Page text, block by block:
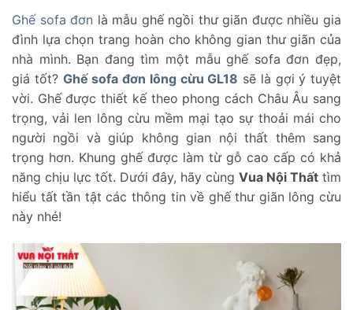
Ghế sofa đơn là mẫu ghế ngồi thư giãn được nhiều gia
đình lựa chọn trang hoàn cho không gian thư giãn của
nhà mình. Bạn đang tìm một mẫu ghế sofa đơn đẹp,
giá tốt? Ghế sofa đơn lông cừu GL18 sẽ là gợi ý tuyệt
vời. Ghế được thiết kế theo phong cách Châu Âu sang
trọng, vải len lông cừu mềm mại tạo sự thoải mái cho
người ngồi và giúp không gian nội thất thêm sang
trọng hơn. Khung ghế được làm từ gỗ cao cấp có khả
năng chịu lực tốt. Dưới đây, hãy cùng Vua Nội Thất tìm
hiểu tất tần tật các thông tin về ghế thư giãn lông cừu
này nhé!